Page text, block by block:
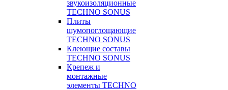
звукоизоляционные
TECHNO SONUS
Плиты
шумопоглощающие
TECHNO SONUS
Клеющие составы
TECHNO SONUS
Крепеж и
монтажные
элементы TECHNO